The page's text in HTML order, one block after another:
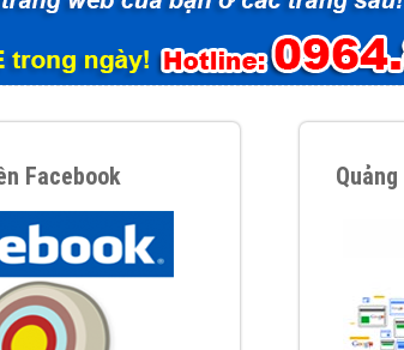
nghiệp mình. Đừng chần chừ hãy nhấc máy
tư vấn chuyên sâu về giải pháp marketing